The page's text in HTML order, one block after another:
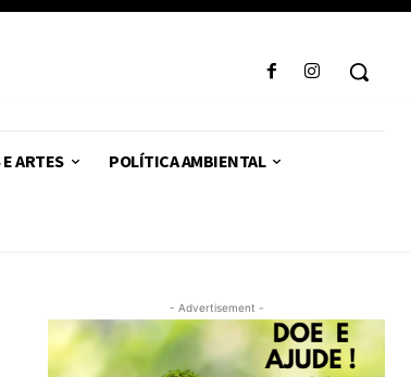
ARTES POLÍTICA AMBIENTAL
- Advertisement -